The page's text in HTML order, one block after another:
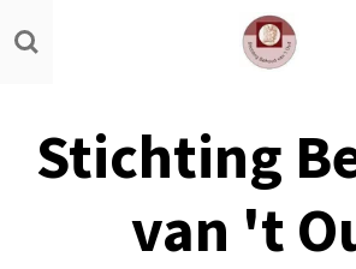
Ga
direct
hoofdinhoud
Stichting
van 't